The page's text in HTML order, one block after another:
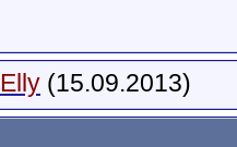
Elly (15.09.2013)